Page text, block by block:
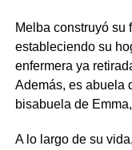
Melba construyó su
estableciendo su
enfermera ya
Además, es abuela
bisabuela de
A lo largo de su